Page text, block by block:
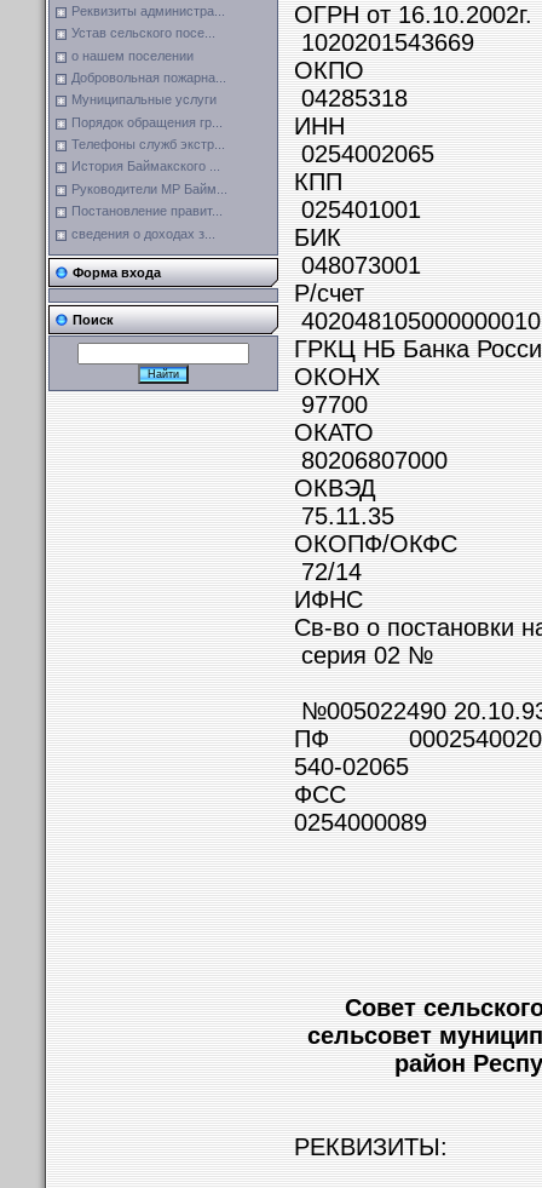
Реквизиты администра...
Устав сельского посе...
о нашем поселении
Добровольная пожарна...
Муниципальные услуги
Порядок обращения гр...
Телефоны служб экстр...
История Баймакского ...
Руководители МР Байм...
Постановление правит...
сведения о доходах з...
Форма входа
Поиск
ОГРН от
1020201543669
04285318
0254002065
025401001
048073001
Р/
ГРКЦ НБ Банка
97700
80206807000
75.11.35
72/14
Св-во о
серия 02 №
№005022490
ПФ
540-02065
0254000089
Совет
сельсовет
район
РЕКВИЗИТЫ: